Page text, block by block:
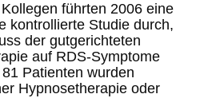
führten 2006 eine
kontrollierte Studie durch,
der gutgerichteten
auf RDS-Symptome
Patienten wurden
Hypnosetherapie oder